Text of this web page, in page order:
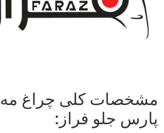
مشخصات کلی چراغ
پارس جلو فراز: